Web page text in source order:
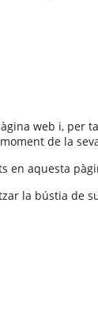
web i,
de la
en aquesta
la bústia de